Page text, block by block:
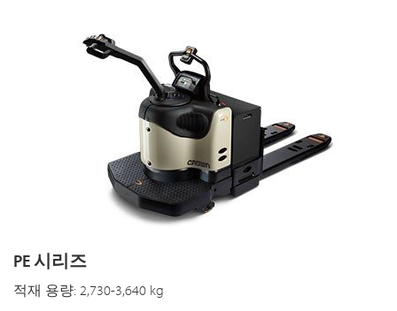
PE 시리즈
적재 용량: 2,730-3,640 kg